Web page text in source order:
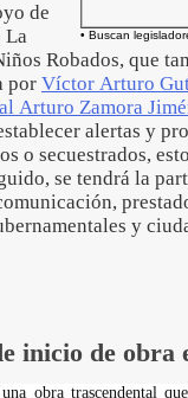
• Buscan
de
La
Robados, que
por Víctor Arturo
Arturo Zamora
alertas y
o secuestrados,
se tendrá la
y
inicio de obra
obra trascendental